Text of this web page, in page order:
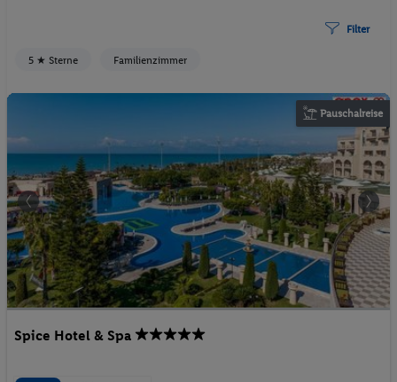
Filter
5 ★ Sterne Familienzimmer
Pauschalreise
Spice Hotel & Spa